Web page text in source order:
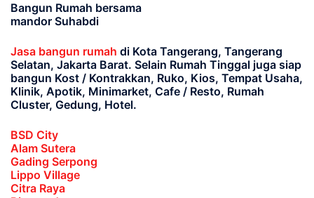
Bangun Rumah bersama
mandor Suhabdi
Jasa bangun rumah di Kota Tangerang, Tangerang
Selatan, Jakarta Barat. Selain Rumah Tinggal juga siap
bangun Kost / Kontrakkan, Ruko, Kios, Tempat Usaha,
Klinik, Apotik, Minimarket, Cafe / Resto, Rumah
Cluster, Gedung, Hotel.
BSD City
Alam Sutera
Gading Serpong
Lippo Village
Citra Raya